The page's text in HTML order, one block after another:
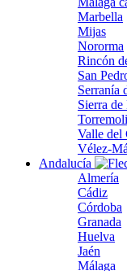
Marbella
Mijas
Nororma
Rincón
San
Serranía
Sierra
Valle del
Vélez-
Andalucía
Almería
Cádiz
Córdoba
Granada
Huelva
Jaén
Málaga